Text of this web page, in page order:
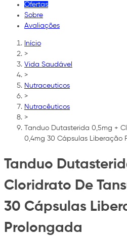
Ofertas
Sobre
Avaliações
Início
>
Vida Saudável
>
Nutraceuticos
>
Nutracêuticos
>
Tanduo Dutasterida 0,5mg +
0,4mg 30 Cápsulas Liberação
Tanduo
Cloridrato De
30 Cápsulas
Prolongada